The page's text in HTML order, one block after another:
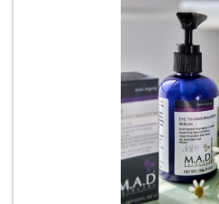
Нитевой лифтинг
Нити Аптос (Нитевой лифтинг